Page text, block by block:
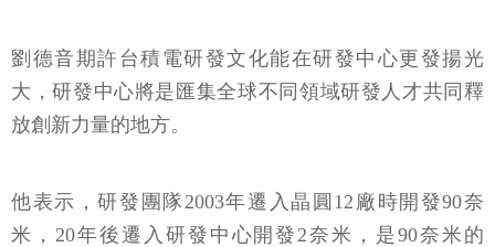
劉德音期許台積電研發文化能在研發中心更發揚光
大，研發中心將是匯集全球不同領域研發人才共同釋
放創新力量的地方。
他表示，研發團隊2003年遷入晶圓12廠時開發90奈
米，20年後遷入研發中心開發2奈米，是90奈米的